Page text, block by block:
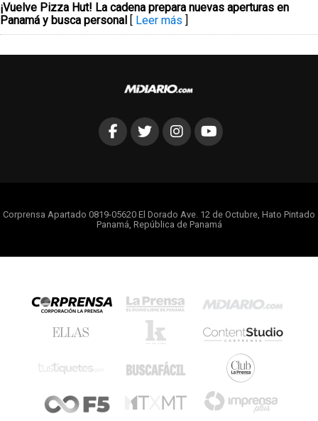
¡Vuelve Pizza Hut! La cadena prepara nuevas aperturas en
Panamá y busca personal [ Leer más ]
Corprensa Apartado 0819-05620 El Dorado Ave. 12 de Octubre, Hato Pintado
Panamá, República de Panamá